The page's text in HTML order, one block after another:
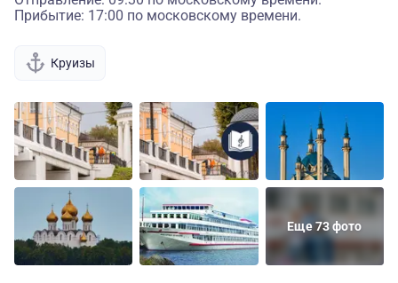
Прибытие: 17:00 по московскому времени.
Круизы
Еще 73 фото